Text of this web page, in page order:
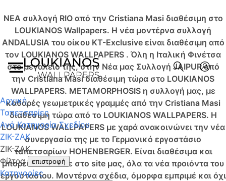
NEA συλλογή RIO από την Cristiana Masi διαθέσιμη στο
LOUKIANOS Wallpapers. Η νέα μοντέρνα συλλογή
ANDALUSIA του οίκου KT-Exclusive είναι διαθέσιμη από
τον LOUKIANOS WALLPAPERS . Όλη η Ιταλική Φινέτσα
στο μεγαλείο της, στην Νέα μας Συλλογή JAIPUR από
την Cristiana Masi διαθέσιμη τώρα στο LOUKIANOS
WALLPAPERS. METAMORPHOSIS η συλλογή μας, με
καθαρές γεωμετρικές γραμμές από την Cristiana Masi
διαθέσιμη τώρα από το LOUKIANOS WALLPAPERS. Η
LOUKIANOS WALLPAPERS με χαρά ανακοινώνει την νέα
συνεργασία της με το Γερμανικό εργοστάσιο
ταπετσαρίων HOHENBERGER. Είναι διαθέσιμα και
μπορείτε να δείτε στο site μας, όλα τα νέα προιόντα του
εργοστασίου. Μοντέρνα σχέδια, όμορφα εμπριμέ και όχι
Αρχική
Ταπετσαρίες
Ανά Κατηγορία Σχεδίου
ΖΙΚ-ΖΑΚ
ΖΙΚ-ΖΑΚ
Φίλτρα
επιστροφή
Κατηγορίες